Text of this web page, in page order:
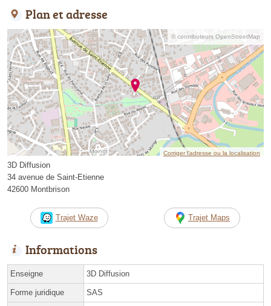
Plan et adresse
© contributeurs OpenStreetMap
Corriger l’adresse ou la localisation
3D Diffusion
34 avenue de Saint-Etienne
42600 Montbrison
Trajet Waze Trajet Maps
Informations
Enseigne 3D Diffusion
Forme juridique SAS